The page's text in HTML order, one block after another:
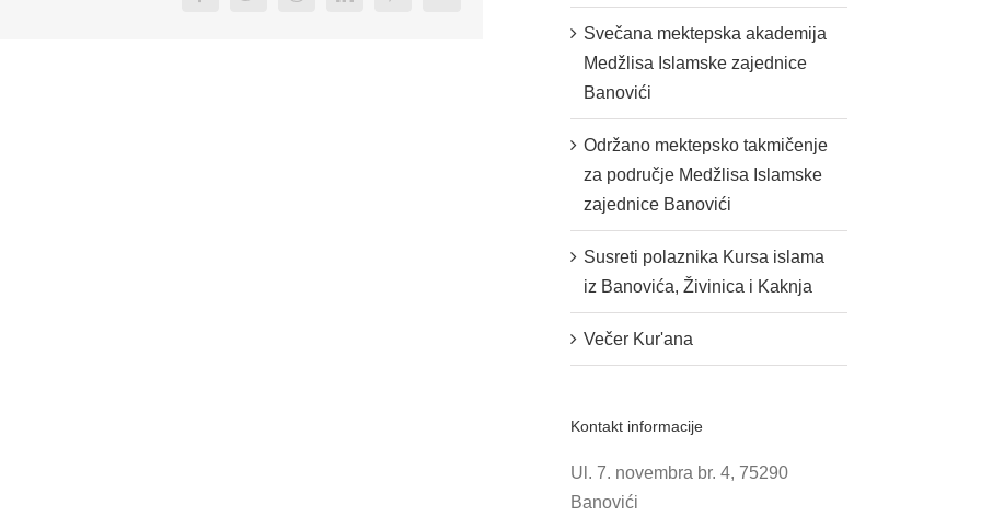
Svečana mektepska akademija
Medžlisa Islamske zajednice
Banovići
Održano mektepsko takmičenje
za područje Medžlisa Islamske
zajednice Banovići
Susreti polaznika Kursa islama
iz Banovića, Živinica i Kaknja
Večer Kur'ana
Kontakt informacije
Ul. 7. novembra br. 4, 75290
Banovići